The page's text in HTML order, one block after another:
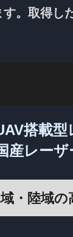
す。取得し
搭載
産レー
・陸域